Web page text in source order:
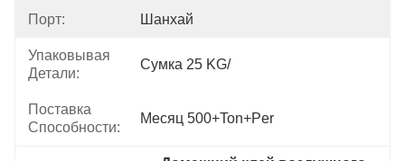
Порт: Шанхай
Упаковывая
Детали:
Сумка 25 KG/
Поставка
Способности:
Месяц 500+Ton+per